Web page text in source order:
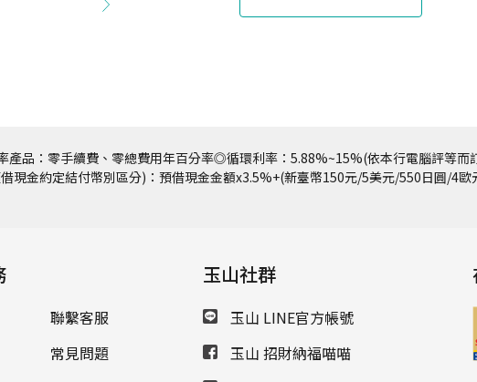
產品：零手續費、零總費用年百分率◎循環利率：5.88%~15%(依本行電腦評等
現金約定結付幣別區分)：預借現金金額x3.5%+(新臺幣150元/5美元/550日圓/4
聯繫客服
常見問題
玉山社群
玉山 LINE官方帳號
玉山 招財納福喵喵